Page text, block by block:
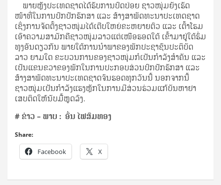
ພາຍຫຼັງປະເທດຊາດໄດ້ຮັບການປົດປ່ອຍ ຊາວໜຸ່ມຍັງເຮັດ
ໜ້າທີ່ໃນການປົກປັກຮັກສາ ແລະ ສ້າງສາພັດທະນາປະເທດຊາດ
ເຊິ່ງການຈັດຕັ້ງຊາວໜຸ່ມໄດ້ເຕີບໃຫຍ່ຂະຫຍາຍຕົວ ແລະ ເຕົ້າໂຮມ
ເອົາຄວາມສາມັກຄີຊາວໜຸ່ມລາວແຕ່ເໜືອຮອດໃຕ້ ເຂົ້າມາຢູ່ໃຕ້ຮົ່ມ
ທຸງອັນດຽວກັນ ພາຍໃຕ້ການນຳພາຂອງພັກປະຊາຊົນປະຕິບັດ
ລາວ ຍາມໃດ ຂະບວນການຂອງຊາວໜຸ່ມກໍເປັນກຳລັງສຳຄັນ ແລະ
ເປັນແຂນຂວາຂອງພັກໃນການປະກອບສ່ວນປົກປັກຮັກສາ ແລະ
ສ້າງສາພັດທະນາປະເທດຊາດຈົນຮອດທຸກວັນນີ້ ນອກຈາກນີ້
ຊາວໜຸ່ມເປັນກຳລັງແຮງຫຼັກໃນການມີສ່ວນຮ່ວມແກ້ບັນຫາຢາ
ເສບຕິດໃຫ້ນັບມື້ຫຼຸດລົງ.
# ຂ່າວ – ພາບ : ອົ່ນ ໄຟສົມທອງ
Share:
Facebook X